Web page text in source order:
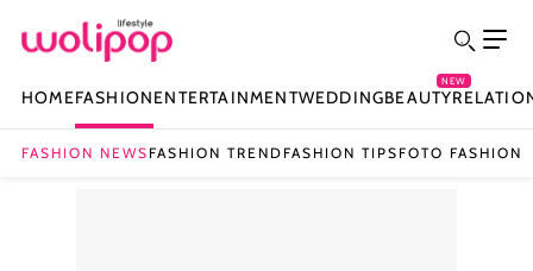
HOMEFASHIONENTERTAINMENTWEDDINGBEAUTY
NEW
FASHION NEWS FASHION TREND FASHION TIPS FOTO FASHION